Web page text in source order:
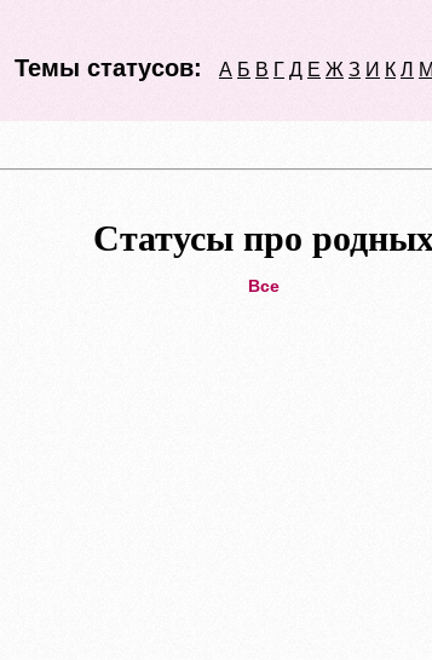
Темы статусов: А Б В Г Д Е Ж З И К Л М
Статусы про
Все